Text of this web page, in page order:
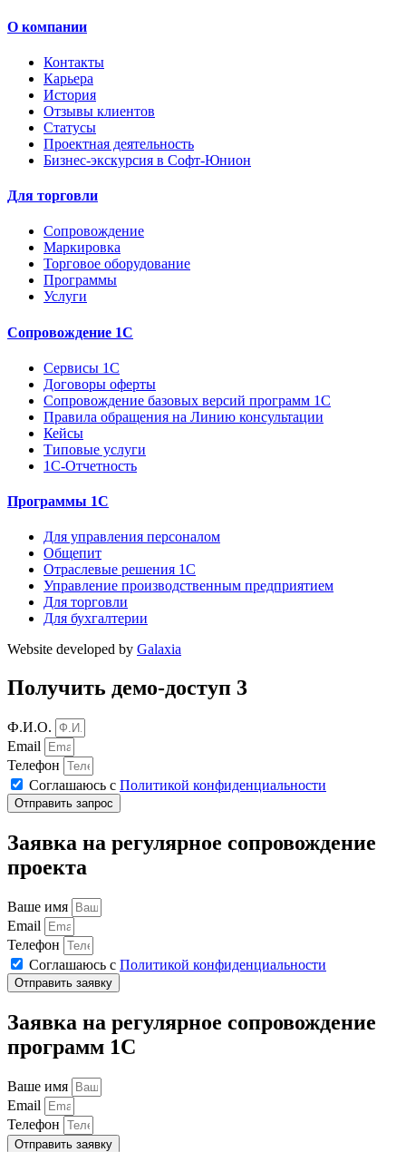
О компании
Контакты
Карьера
История
Отзывы клиентов
Статусы
Проектная деятельность
Бизнес-экскурсия в Софт-Юнион
Для торговли
Сопровождение
Маркировка
Торговое оборудование
Программы
Услуги
Сопровождение 1С
Сервисы 1С
Договоры оферты
Сопровождение базовых версий программ 1С
Правила обращения на Линию консультации
Кейсы
Типовые услуги
1С-Отчетность
Программы 1С
Для управления персоналом
Общепит
Отраслевые решения 1С
Управление производственным предприятием
Для торговли
Для бухгалтерии
Website developed by Galaxia
Получить демо-доступ 3
Ф.И.О.
Email
Телефон
Соглашаюсь с Политикой конфиденциальности
Отправить запрос
Заявка на регулярное сопровождение
проекта
Ваше имя
Email
Телефон
Соглашаюсь с Политикой конфиденциальности
Отправить заявку
Заявка на регулярное сопровождение
программ 1С
Ваше имя
Email
Телефон
Отправить заявку